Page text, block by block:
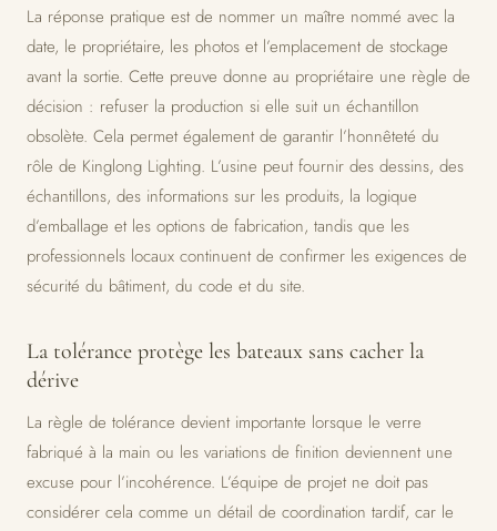
La réponse pratique est de nommer un maître nommé avec la
date, le propriétaire, les photos et l’emplacement de stockage
avant la sortie. Cette preuve donne au propriétaire une règle de
décision : refuser la production si elle suit un échantillon
obsolète. Cela permet également de garantir l’honnêteté du
rôle de Kinglong Lighting. L’usine peut fournir des dessins, des
échantillons, des informations sur les produits, la logique
d’emballage et les options de fabrication, tandis que les
professionnels locaux continuent de confirmer les exigences de
sécurité du bâtiment, du code et du site.
La tolérance protège les bateaux sans cacher la
dérive
La règle de tolérance devient importante lorsque le verre
fabriqué à la main ou les variations de finition deviennent une
excuse pour l’incohérence. L’équipe de projet ne doit pas
considérer cela comme un détail de coordination tardif, car le